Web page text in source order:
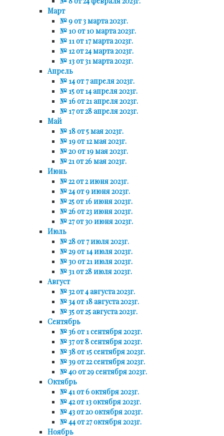
Март
№ 9 от 3 марта 2023г.
№ 10 от 10 марта 2023г.
№ 11 от 17 марта 2023г.
№ 12 от 24 марта 2023г.
№ 13 от 31 марта 2023г.
Апрель
№ 14 от 7 апреля 2023г.
№ 15 от 14 апреля 2023г.
№ 16 от 21 апреля 2023г.
№ 17 от 28 апреля 2023г.
Май
№ 18 от 5 мая 2023г.
№ 19 от 12 мая 2023г.
№ 20 от 19 мая 2023г.
№ 21 от 26 мая 2023г.
Июнь
№ 22 от 2 июня 2023г.
№ 24 от 9 июня 2023г.
№ 25 от 16 июня 2023г.
№ 26 от 23 июня 2023г.
№ 27 от 30 июня 2023г.
Июль
№ 28 от 7 июля 2023г.
№ 29 от 14 июля 2023г.
№ 30 от 21 июля 2023г.
№ 31 от 28 июля 2023г.
Август
№ 32 от 4 августа 2023г.
№ 34 от 18 августа 2023г.
№ 35 от 25 августа 2023г.
Сентябрь
№ 36 от 1 сентября 2023г.
№ 37 от 8 сентября 2023г.
№ 38 от 15 сентября 2023г.
№ 39 от 22 сентября 2023г.
№ 40 от 29 сентября 2023г.
Октябрь
№ 41 от 6 октября 2023г.
№ 42 от 13 октября 2023г.
№ 43 от 20 октября 2023г.
№ 44 от 27 октября 2023г.
Ноябрь